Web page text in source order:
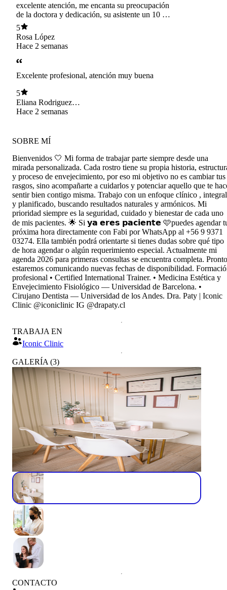
excelente atención, me encanta su preocupación
de la doctora y dedicación, su asistente un 10 de
10. la recomiendo.
5
Rosa López
Hace 2 semanas
Excelente profesional, atención muy buena
5
Eliana Rodriguez
Gonzalez
Hace 2 semanas
SOBRE MÍ
Bienvenidos 🤍 Mi forma de trabajar parte siempre desde una
mirada personalizada. Cada rostro tiene su propia historia,
y proceso de envejecimiento, por eso mi objetivo no es cambiar tus
rasgos, sino acompañarte a cuidarlos y potenciar aquello que te
sentir bien contigo misma. Trabajo con un enfoque clínico , integral
y planificado, buscando resultados naturales y armónicos. Mi
prioridad siempre es la seguridad, cuidado y bienestar de cada uno
de mis pacientes. 🌟 Si 𝘆𝗮 𝗲𝗿𝗲𝘀 𝗽𝗮𝗰𝗶𝗲𝗻𝘁𝗲 🩷puedes agendar
próxima hora directamente con Fabi por WhatsApp al +56 9 9371
03274. Ella también podrá orientarte si tienes dudas sobre qué tipo
de hora agendar o algún requerimiento especial. Actualmente mi
agenda 2026 para primeras consultas se encuentra completa. Pronto
estaremos comunicando nuevas fechas de disponibilidad.
profesional • Certified International Trainer. • Medicina Estética y
Envejecimiento Fisiológico — Universidad de Barcelona. •
Cirujano Dentista — Universidad de los Andes. Dra. Paty | Iconic
Clinic @iconiclinic IG @drapaty.cl
TRABAJA EN
Iconic Clinic
GALERÍA (3)
CONTACTO